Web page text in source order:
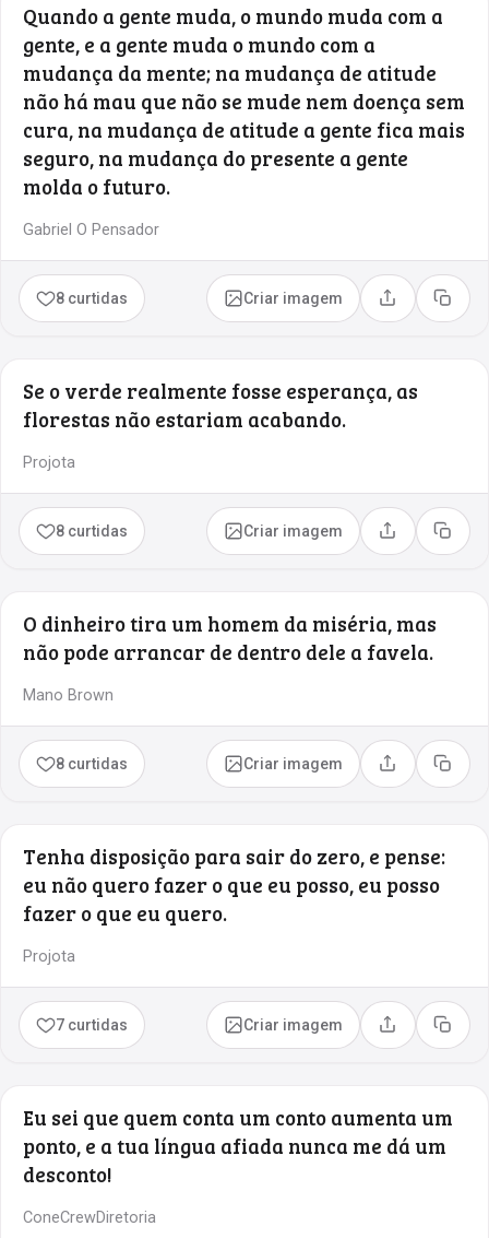
Quando a gente muda, o mundo muda com a
gente, e a gente muda o mundo com a
mudança da mente; na mudança de atitude
não há mau que não se mude nem doença sem
cura, na mudança de atitude a gente fica mais
seguro, na mudança do presente a gente
molda o futuro.
Gabriel O Pensador
8 curtidas Criar imagem Compartilhar
Copiar
Se o verde realmente fosse esperança, as
florestas não estariam acabando.
Projota
8 curtidas Criar imagem Compartilhar
Copiar
O dinheiro tira um homem da miséria, mas
não pode arrancar de dentro dele a favela.
Mano Brown
8 curtidas Criar imagem Compartilhar
Copiar
Tenha disposição para sair do zero, e pense:
eu não quero fazer o que eu posso, eu posso
fazer o que eu quero.
Projota
7 curtidas Criar imagem Compartilhar
Copiar
Eu sei que quem conta um conto aumenta um
ponto, e a tua língua afiada nunca me dá um
desconto!
ConeCrewDiretoria